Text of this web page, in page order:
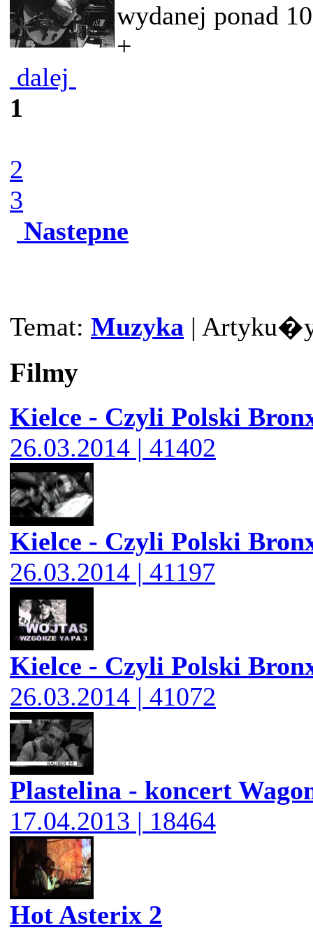
wydanej ponad
+
dalej
1
2
3
Nastepne
Temat: Muzyka |
Filmy
Kielce - Czyli Polski
26.03.2014 | 41402
Kielce - Czyli Polski
26.03.2014 | 41197
Kielce - Czyli Polski
26.03.2014 | 41072
Plastelina - koncert
17.04.2013 | 18464
Hot Asterix 2